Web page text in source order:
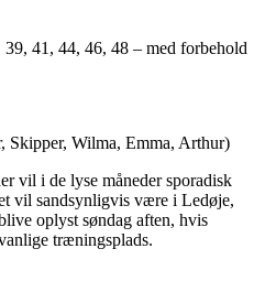
41, 44, 46, 48 – med forbehold
Skipper, Wilma, Emma, Arthur)
vil i de lyse måneder sporadisk
vil sandsynligvis være i Ledøje,
oplyst søndag aften, hvis
træningsplads.